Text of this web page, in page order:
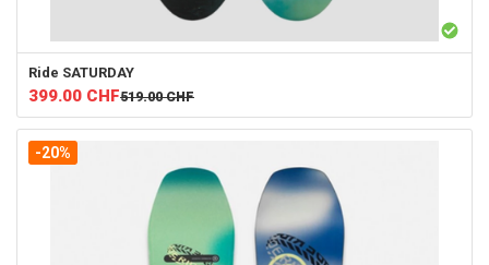
Ride SATURDAY
399.00 CHF519.00 CHF
-20%